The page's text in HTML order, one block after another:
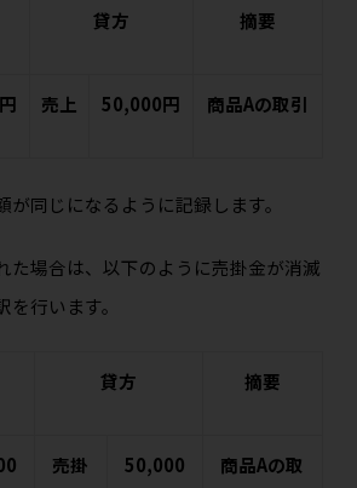
貸方 摘要
売上 50,000円 商品Aの取引
同じになるように記録します。
た場合は、以下のように売掛金が消滅
行います。
貸方 摘要
売掛 50,000 商品Aの取